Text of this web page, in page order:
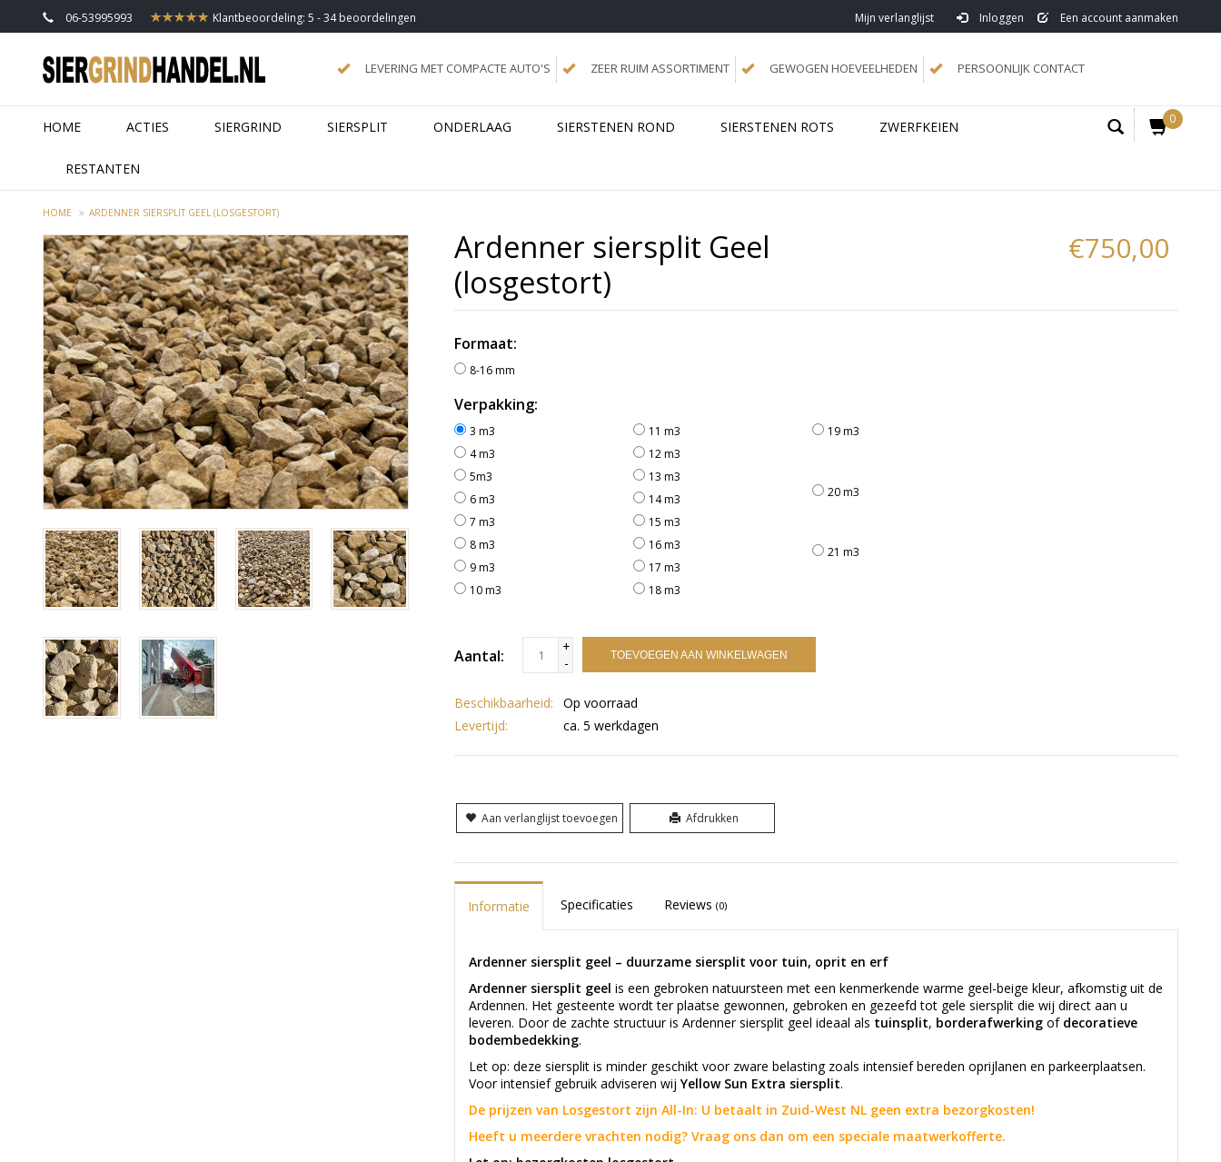
06-53995993 Klantbeoordeling: 5 - 34 beoordelingen Mijn verlanglijst Inloggen Een account aanmaken
LEVERING MET COMPACTE AUTO'S ZEER RUIM ASSORTIMENT GEWOGEN HOEVEELHEDEN PERSOONLIJK CONTACT
HOME ACTIES SIERGRIND SIERSPLIT ONDERLAAG SIERSTENEN ROND SIERSTENEN ROTS ZWERFKEIEN
RESTANTEN
0
HOME ARDENNER SIERSPLIT GEEL (LOSGESTORT)
Ardenner siersplit Geel
(losgestort)
€750,00
Formaat:
8-16 mm
Verpakking:
3 m3
4 m3
5m3
6 m3
7 m3
8 m3
9 m3
10 m3
11 m3
12 m3
13 m3
14 m3
15 m3
16 m3
17 m3
18 m3
19 m3
20 m3
21 m3
Aantal:
+
-
TOEVOEGEN AAN WINKELWAGEN
Beschikbaarheid:
Op voorraad
Levertijd:
ca. 5 werkdagen
Aan verlanglijst toevoegen Afdrukken
Informatie Specificaties Reviews(0)
Ardenner siersplit geel – duurzame siersplit voor tuin, oprit en erf
Ardenner siersplit geel is een gebroken natuursteen met een kenmerkende warme geel-beige kleur, afkomstig uit de
Ardennen. Het gesteente wordt ter plaatse gewonnen, gebroken en gezeefd tot gele siersplit die wij direct aan u
leveren. Door de zachte structuur is Ardenner siersplit geel ideaal als tuinsplit, borderafwerking of decoratieve
bodembedekking.
Let op: deze siersplit is minder geschikt voor zware belasting zoals intensief bereden oprijlanen en parkeerplaatsen.
Voor intensief gebruik adviseren wijYellow Sun Extra siersplit.
De prijzen van Losgestort zijn All-In: U betaalt in Zuid-West NL geen extra bezorgkosten!
Heeft u meerdere vrachten nodig? Vraag ons dan om een speciale maatwerkofferte.